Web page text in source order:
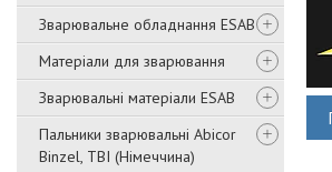
Зварювальне обладнання ESAB
Матеріали для зварювання
Зварювальні матеріали ESAB
Пальники зварювальні Abicor
Binzel, TBI (Німеччина)